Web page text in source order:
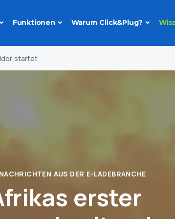
Funktionen Warum Click&Plug?
startet
NACHRICHTEN AUS DER E-LADEBRANCHE
erster